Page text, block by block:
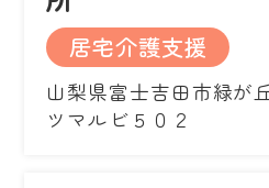
居宅介護支援
山梨県富士吉田市緑が
ツマルビ５０２